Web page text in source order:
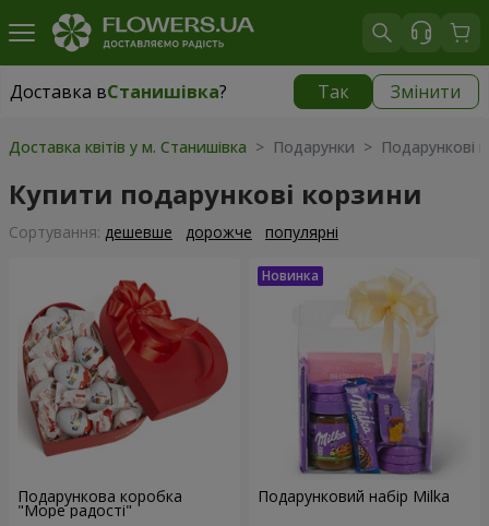
Доставка вСтанишівка? Так Змінити
Доставка вСтанишівка| безкоштовно
Доставка квітів у м. Станишівка > Подарунки > Подарункові
Купити подарункові корзини
Сортування: дешевше дорожче популярні
Подарункова коробка
"Море радості"
Подарунковий набір Milka